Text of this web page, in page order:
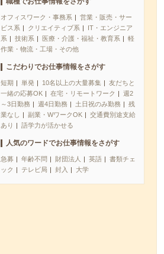
オフィスワーク・事務系
営業・販売・サー
ビス系
クリエイティブ系
IT・エンジニア
系
技術系 医療・介護・福祉・教育系
軽
作業・物流・工場・その他
こだわりでお仕事情報をさがす
短期 単発 10名以上の大量募集
友だちと
一緒の応募OK
在宅・リモートワーク
週2
～3日勤務
週4日勤務 土日祝のみ勤務
残
業なし
副業・WワークOK
交通費別途支給
あり
語学力が活かせる
人気のワードでお仕事情報をさがす
急募 年齢不問 財団法人 英語
書類チェ
ック
テレビ局 封入 大学